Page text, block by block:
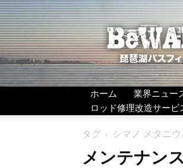
ホーム 業界ニュー
ロッド修理改造サービ
タグ シマノ メタニ
メンテナン